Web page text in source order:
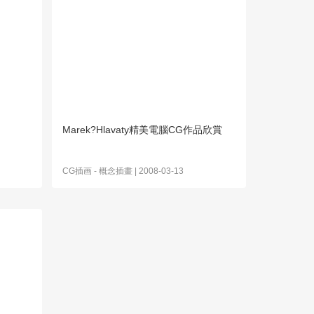
Marek?Hlavaty精美電腦CG作品欣賞
CG插画 - 概念插畫 | 2008-03-13